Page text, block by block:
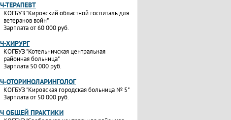
ТЕРАПЕВТ
КОГБУЗ "Кировский областной госпиталь для
ветеранов войн"
Зарплата от 60 000 руб.
ХИРУРГ
КОГБУЗ "Котельничская центральная
районная больница"
Зарплата 50 000 руб.
ОТОРИНОЛАРИНГОЛОГ
КОГБУЗ "Кировская городская больница № 5"
Зарплата от 50 000 руб.
ОБЩЕЙ ПРАКТИКИ